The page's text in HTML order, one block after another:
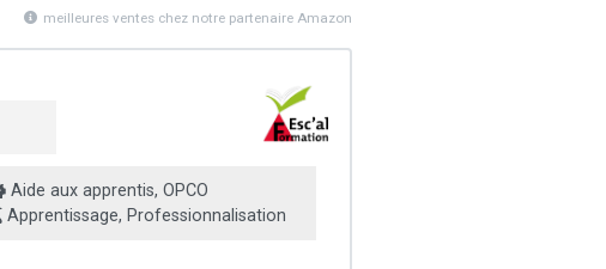
meilleures ventes chez notre partenaire Amazon
Aide aux apprentis, OPCO
Apprentissage, Professionnalisation